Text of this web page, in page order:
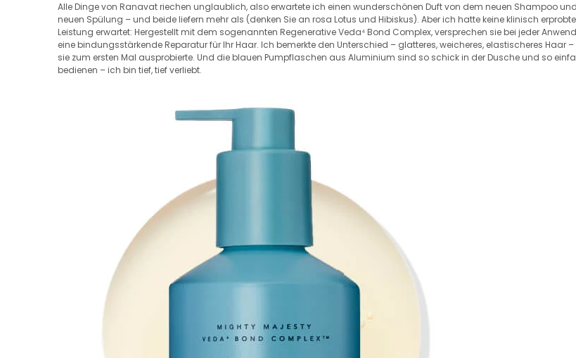
Alle Dinge von Ranavat riechen unglaublich, also erwartete ich einen wunderschönen Duft von dem neuen Shampoo
neuen Spülung – und beide liefern mehr als (denken Sie an rosa Lotus und Hibiskus). Aber ich hatte keine klinisch erprobte
Leistung erwartet: Hergestellt mit dem sogenannten Regenerative Veda⁴ Bond Complex, versprechen sie bei jeder
eine bindungsstärkende Reparatur für Ihr Haar. Ich bemerkte den Unterschied – glatteres, weicheres, elastischeres Haar
sie zum ersten Mal ausprobierte. Und die blauen Pumpflaschen aus Aluminium sind so schick in der Dusche und so
bedienen – ich bin tief, tief verliebt.